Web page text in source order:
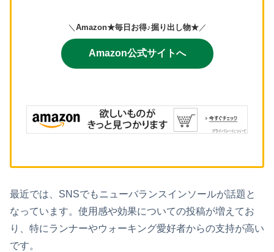
＼ Amazon★毎日お得♪掘り出し物★／
Amazon公式サイトへ
最近では、SNSでもニューバランスインソールが話題と
なっています。使用感や効果についての投稿が増えてお
り、特にランナーやウォーキング愛好者からの支持が高い
です。